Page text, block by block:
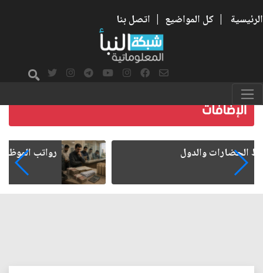
الرئيسية | كل المواضيع | اتصل بنا
رواتب الموظفين على صفيح ساخن